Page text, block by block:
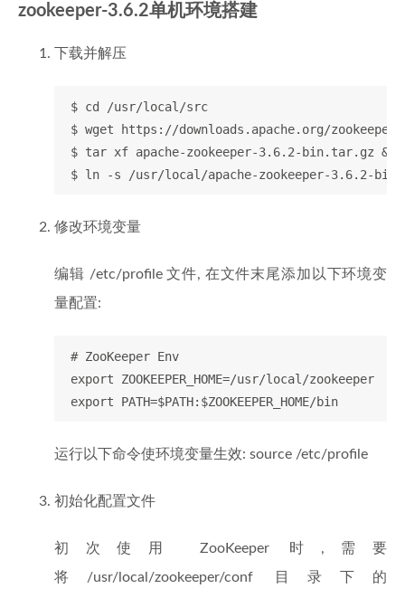
zookeeper-3.6.2单机环境搭建
下载并解压
$ cd /usr/local/src
$ wget https://downloads.apache.org/
$ tar xf apache-zookeeper-3.6.2-bin.tar.gz &&
修改环境变量
编辑 /etc/profile 文件, 在文件末尾添加以下环境变
量配置:
# ZooKeeper Env
export ZOOKEEPER_HOME=/usr/local/zookeeper
运行以下命令使环境变量生效: source /etc/profile
初始化配置文件
初次使用 ZooKeeper 时,需要
将/usr/local/zookeeper/conf 目录下的